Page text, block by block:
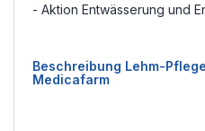
- Aktion Entwässerung und
Beschreibung Lehm-
Medicafarm